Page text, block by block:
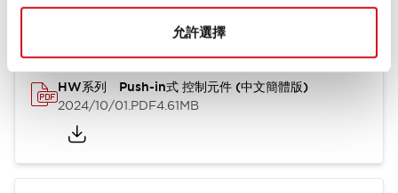
允許選擇
型錄和宣傳手冊
HW系列 Push-in式 控制元件 (中文簡體版)
2024/10/01.PDF4.61MB